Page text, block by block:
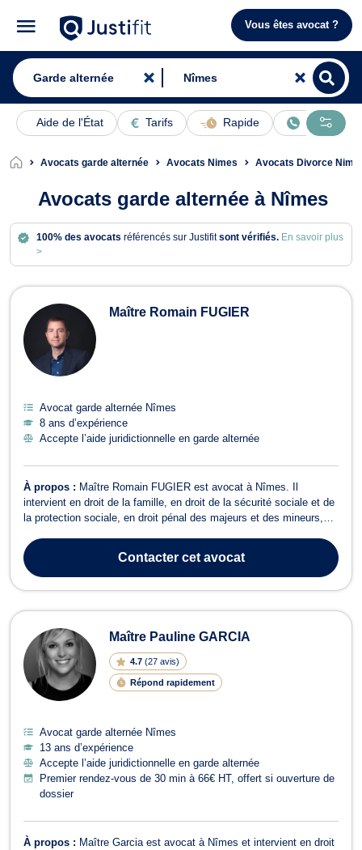
Vous êtes avocat ?
Aide de l'État Tarifs Rapide En ligne
Avocats garde alternée Avocats Nimes Avocats Divorce
Avocats garde alternée à Nîmes
100% des avocats référencés sur Justifitsont vérifiés. En savoir plus
>
Avocats en garde alternée à Nîmes
Maître Romain FUGIER
Avocat garde alternée Nîmes
8 ans d’expérience
Accepte l’aide juridictionnelle en garde alternée
À propos : Maître Romain FUGIER est avocat à Nîmes. Il
intervient en droit de la famille, en droit de la sécurité sociale et de
la protection sociale, en droit pénal des majeurs et des mineurs,
Maître Romain FUGIER vous apporte sa connaissance pour toute
problématique...
Contactercet avocat
Maître Pauline GARCIA
4.7 (27 avis)
Répond rapidement
Avocat garde alternée Nîmes
13 ans d’expérience
Accepte l’aide juridictionnelle en garde alternée
Premier rendez-vous de 30 min à 66€ HT, offert si ouverture de
dossier
À propos : Maître Garcia est avocat à Nîmes et intervient en droit